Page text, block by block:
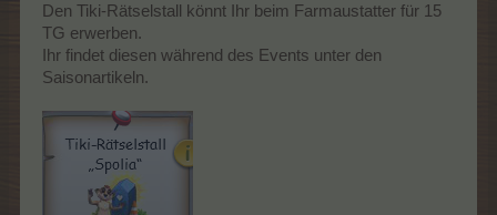
Den Tiki-Rätselstall könnt Ihr beim Farmaustatter für 15
TG erwerben.
Ihr findet diesen während des Events unter den
Saisonartikeln.